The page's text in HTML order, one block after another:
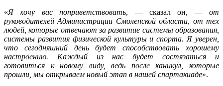
«Я хочу вас поприветствовать, — сказал он, — от
руководителей Администрации Смоленской области, от тех
людей, которые отвечают за развитие системы образования,
системы развития физической культуры и спорта. Я уверен,
что сегодняшний день будет способствовать хорошему
настроению. Каждый из нас будет состязаться и
готовиться к новому виду, ведь после каникул, которые
прошли, мы открываем новый этап в нашей спартакиаде».